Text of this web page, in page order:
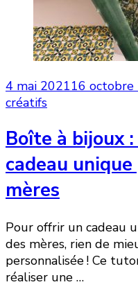
4 mai 202116 octobre
créatifs
Boîte à bijoux
cadeau
mères
Pour offrir un cadeau
des mères, rien de
personnalisée ! Ce
réaliser une …